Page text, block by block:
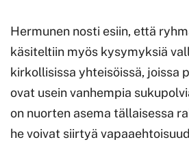
Hermunen nosti esiin, että
käsiteltiin myös kysymyksiä
kirkollisissa yhteisöissä, joissa
ovat usein vanhempia
on nuorten asema tällaisessa
he voivat siirtyä